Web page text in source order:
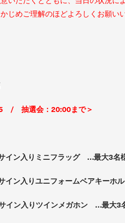
じめご理解のほどよろしくお願い
/ 抽選会：20:00まで＞
イン入りミニフラッグ …最大3名
イン入りユニフォームベアキー
イン入りツインメガホン …最大3